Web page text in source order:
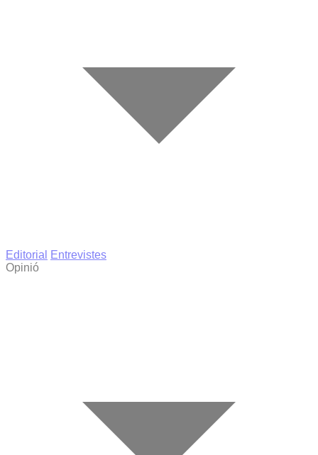
Editorial
Entrevistes
Opinió